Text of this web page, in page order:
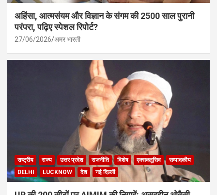
अहिंसा, आत्मसंयम और विज्ञान के संगम की 2500 साल पुरानी
परंपरा, पढ़िए स्पेशल रिपोर्ट?
27/06/2026 अमर भारती
राष्ट्रीय राज्य उत्तर प्रदेश राजनीति विशेष एक्सक्लूसिव
सम्पादकीय
DELHI
LUCKNOW देश नई दिल्ली